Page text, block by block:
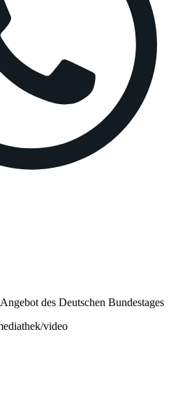
des Deutschen Bundestages
video